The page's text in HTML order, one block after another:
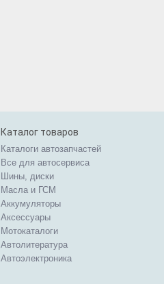
Каталог товаров
Каталоги автозапчастей
Все для автосервиса
Шины, диски
Масла и ГСМ
Аккумуляторы
Аксессуары
Мотокаталоги
Автолитература
Автоэлектроника